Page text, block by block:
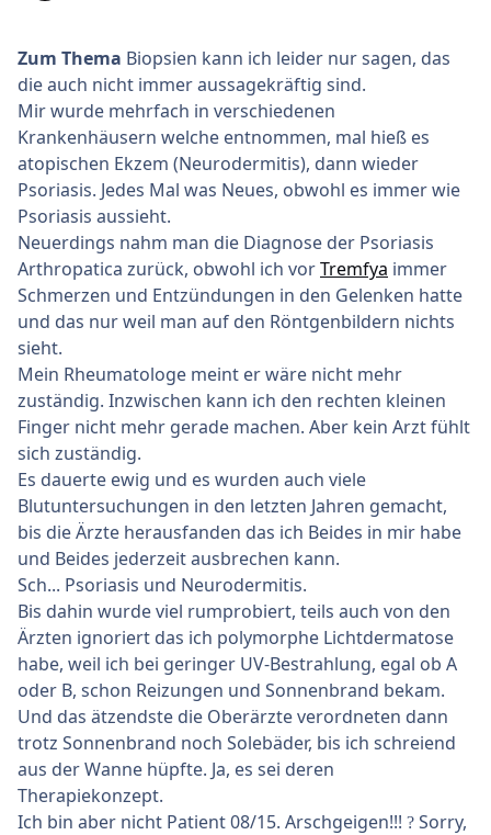
Zum Thema Biopsien kann ich leider nur sagen, das
die auch nicht immer aussagekräftig sind.
Mir wurde mehrfach in verschiedenen
Krankenhäusern welche entnommen, mal hieß es
atopischen Ekzem (Neurodermitis), dann wieder
Psoriasis. Jedes Mal was Neues, obwohl es immer wie
Psoriasis aussieht.
Neuerdings nahm man die Diagnose der Psoriasis
Arthropatica zurück, obwohl ich vorTremfya immer
Schmerzen und Entzündungen in den Gelenken hatte
und das nur weil man auf den Röntgenbildern nichts
sieht.
Mein Rheumatologe meint er wäre nicht mehr
zuständig. Inzwischen kann ich den rechten kleinen
Finger nicht mehr gerade machen. Aber kein Arzt fühlt
sich zuständig.
Es dauerte ewig und es wurden auch viele
Blutuntersuchungen in den letzten Jahren gemacht,
bis die Ärzte herausfanden das ich Beides in mir habe
und Beides jederzeit ausbrechen kann.
Sch... Psoriasis und Neurodermitis.
Bis dahin wurde viel rumprobiert, teils auch von den
Ärzten ignoriert das ich polymorphe Lichtdermatose
habe, weil ich bei geringer UV-Bestrahlung, egal ob A
oder B, schon Reizungen und Sonnenbrand bekam.
Und das ätzendste die Oberärzte verordneten dann
trotz Sonnenbrand noch Solebäder, bis ich schreiend
aus der Wanne hüpfte. Ja, es sei deren
Therapiekonzept.
Ich bin aber nicht Patient 08/15. Arschgeigen!!! ? Sorry,